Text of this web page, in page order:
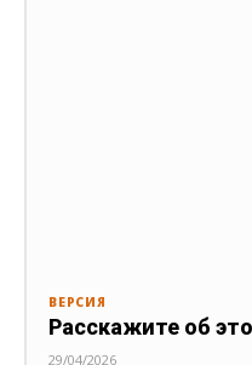
ВЕРСИЯ
Расскажите об
29/04/2026